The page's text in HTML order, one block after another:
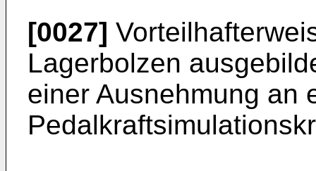
[0027]
Lagerbolzen
einer Ausnehmung an